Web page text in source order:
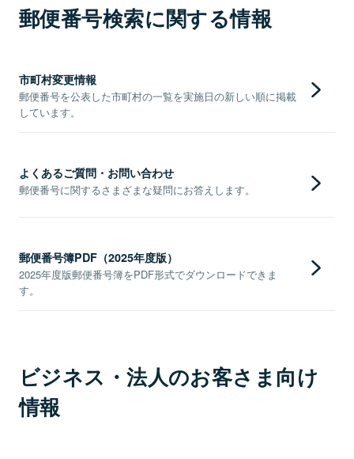
郵便番号検索に関する情報
市町村変更情報
郵便番号を公表した市町村の一覧を実施日の新しい順に掲載
しています。
よくあるご質問・お問い合わせ
郵便番号に関するさまざまな疑問にお答えします。
郵便番号簿PDF（2025年度版）
2025年度版郵便番号簿をPDF形式でダウンロードできま
す。
ビジネス・法人のお客さま向け
情報